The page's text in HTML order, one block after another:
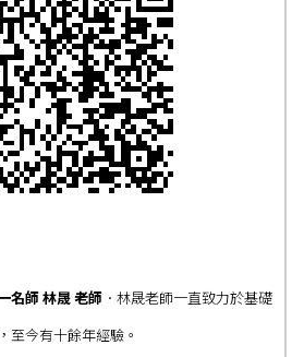
名師 林晟 老師 ．林晟老師一直致力於基礎
至今有十餘年經驗。